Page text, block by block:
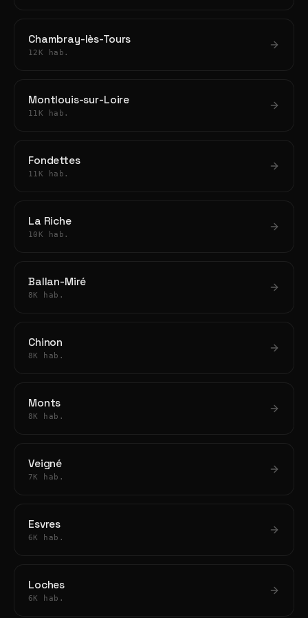
Chambray-lès-Tours
12K hab.
Montlouis-sur-Loire
11K hab.
Fondettes
11K hab.
La Riche
10K hab.
Ballan-Miré
8K hab.
Chinon
8K hab.
Monts
8K hab.
Veigné
7K hab.
Esvres
6K hab.
Loches
6K hab.